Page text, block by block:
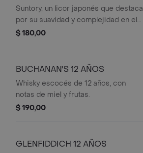
Suntory, un licor japonés que destaca
por su suavidad y complejidad en el
paladar.
$ 180,00
BUCHANAN'S 12 AÑOS
Whisky escocés de 12 años, con
notas de miel y frutas.
$ 190,00
GLENFIDDICH 12 AÑOS